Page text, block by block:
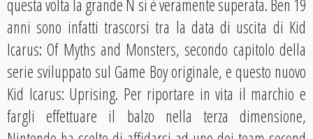
questa volta la grande N si è veramente superata. Ben 19
anni sono infatti trascorsi tra la data di uscita di Kid
Icarus: Of Myths and Monsters, secondo capitolo della
serie sviluppato sul Game Boy originale, e questo nuovo
Kid Icarus: Uprising. Per riportare in vita il marchio e
fargli effettuare il balzo nella terza dimensione,